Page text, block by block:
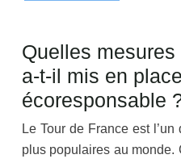
Quelles mesures
a-t-il mis en
écoresponsable
Le Tour de France est
plus populaires au